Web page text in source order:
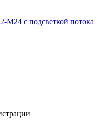
M24 с подсветкой потока